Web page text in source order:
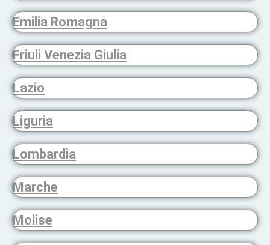
Emilia Romagna
Friuli Venezia Giulia
Lazio
Liguria
Lombardia
Marche
Molise